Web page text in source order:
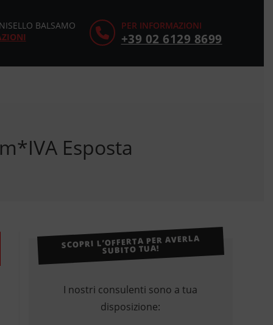
PER INFORMAZIONI
+39 02 6129 8699
BALSAMO
Esposta
SCOPRI L’OFFERTA PER AVERLA
SUBITO TUA!
I nostri consulenti sono a tua
disposizione: